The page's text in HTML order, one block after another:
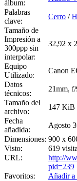
álbum:
Palabras
clave:
Cerro /
Tamaño de
Impresión a
300ppp sin
interpolar:
32,92 x
Equipo
Utilizado:
Canon
Datos
técnicos:
21mm,
Tamaño del
archivo:
147 KiB
Fecha
añadida:
Agosto
Dimensiones: 900 x
Visto:
619
URL:
http://
pid=239
Favoritos:
Añadir a